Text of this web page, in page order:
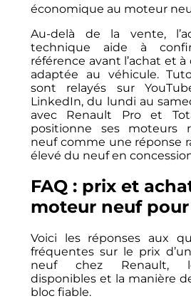
économique au moteur
Au-delà de la vente,
technique aide à
référence avant l’achat et
adaptée au véhicule.
sont relayés sur
LinkedIn, du lundi au
avec Renault Pro et
positionne ses moteurs
neuf comme une réponse
élevé du neuf en
FAQ : prix et
moteur neuf pour
Voici les réponses aux
fréquentes sur le prix
neuf chez Renault,
disponibles et la manière
bloc fiable.